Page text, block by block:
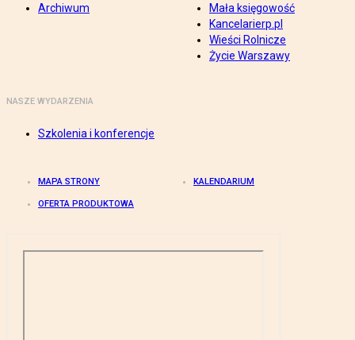
Archiwum
Mała księgowość
Kancelarierp.pl
Wieści Rolnicze
Życie Warszawy
NASZE WYDARZENIA
Szkolenia i konferencje
MAPA STRONY KALENDARIUM
OFERTA PRODUKTOWA